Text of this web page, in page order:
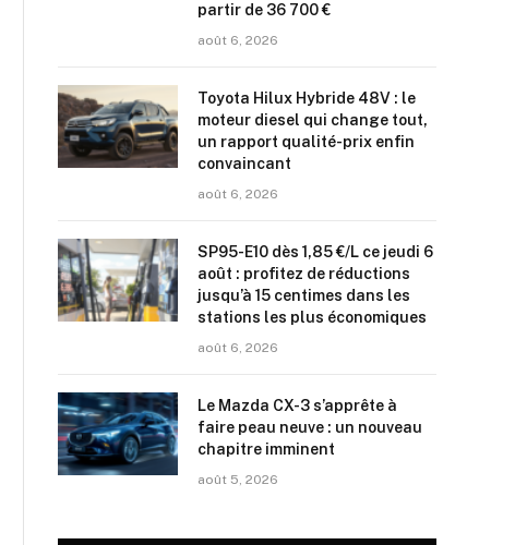
partir de 36 700 €
août 6, 2026
Toyota Hilux Hybride 48V : le
moteur diesel qui change tout,
un rapport qualité-prix enfin
convaincant
août 6, 2026
SP95-E10 dès 1,85 €/L ce jeudi 6
août : profitez de réductions
jusqu’à 15 centimes dans les
stations les plus économiques
août 6, 2026
Le Mazda CX-3 s’apprête à
faire peau neuve : un nouveau
chapitre imminent
août 5, 2026